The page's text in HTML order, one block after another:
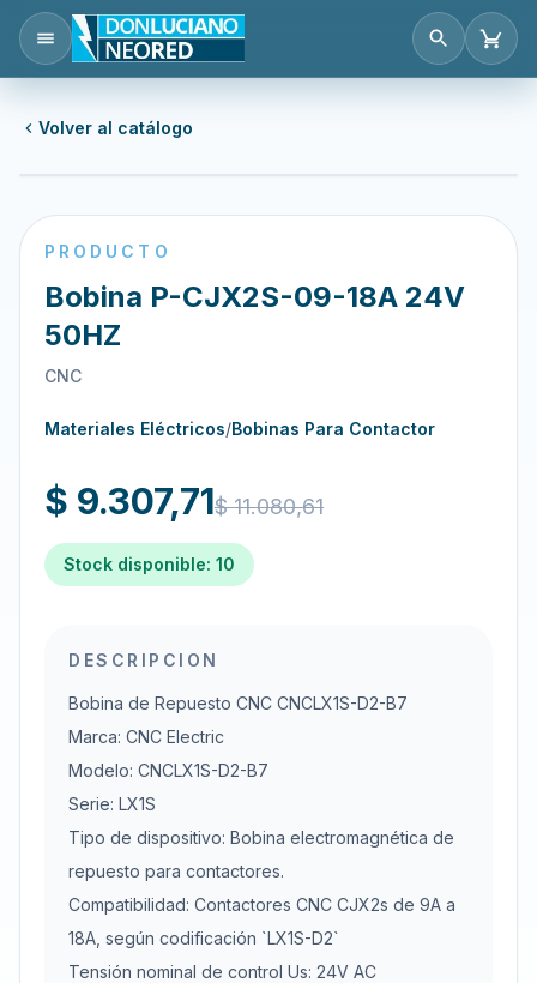
Volver al catálogo
PRODUCTO
Bobina P-CJX2S-09-18A 24V
50HZ
CNC
Materiales Eléctricos/Bobinas Para Contactor
$ 9.307,71$ 11.080,61
Stock disponible: 10
DESCRIPCION
Bobina de Repuesto CNC CNCLX1S-D2-B7
Marca: CNC Electric
Modelo: CNCLX1S-D2-B7
Serie: LX1S
Tipo de dispositivo: Bobina electromagnética de
repuesto para contactores.
Compatibilidad: Contactores CNC CJX2s de 9A a
18A, según codificación `LX1S-D2`
Tensión nominal de control Us: 24V AC